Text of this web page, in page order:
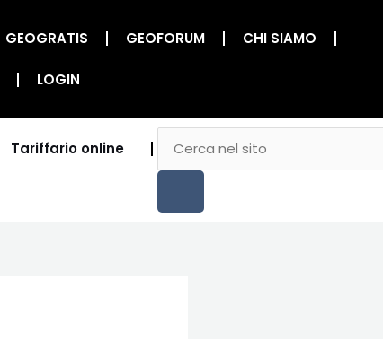
GEOGRATIS GEOFORUM CHI SIAMO
LOGIN
Tariffario online
CERCA